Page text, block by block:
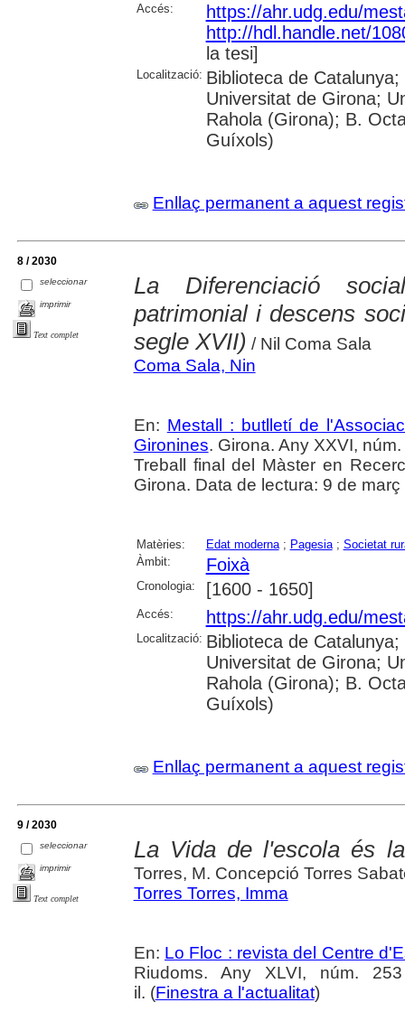
Accés:
https://ahr.udg.edu/
http://hdl.handle.net/
la tesi]
Localització: Biblioteca de
Universitat de Girona;
Rahola (Girona); B.
Guíxols)
Enllaç permanent a aquest
8 / 2030
seleccionar
imprimir
Text complet
La Diferenciació
patrimonial i descens
segle XVII) / Nil Coma Sala
Coma Sala, Nin
En: Mestall : butlletí de
Gironines. Girona. Any XXVI,
Treball final del Màster en
Girona. Data de lectura: 9 de
Matèries: Edat moderna; Pagesia; Societat
Àmbit:
Foixà
Cronologia: [1600 - 1650]
Accés: https://ahr.udg.edu/
Localització: Biblioteca de
Universitat de Girona;
Rahola (Girona); B.
Guíxols)
Enllaç permanent a aquest
9 / 2030
seleccionar
imprimir
Text complet
La Vida de l'escola és
Torres, M. Concepció Torres
Torres Torres, Imma
En: Lo Floc : revista del Centre
Riudoms. Any XLVI, núm.
il. (Finestra a l'actualitat)